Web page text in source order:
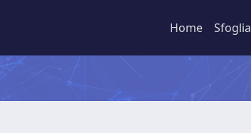
Home Sfoglia